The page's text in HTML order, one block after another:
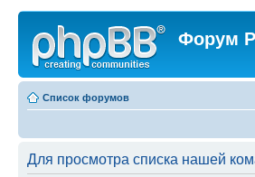
Форум
Список форумов
Для просмотра списка нашей